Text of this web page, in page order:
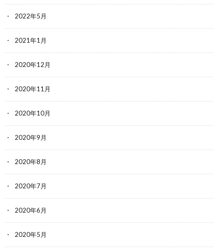
2022年5月
2021年1月
2020年12月
2020年11月
2020年10月
2020年9月
2020年8月
2020年7月
2020年6月
2020年5月